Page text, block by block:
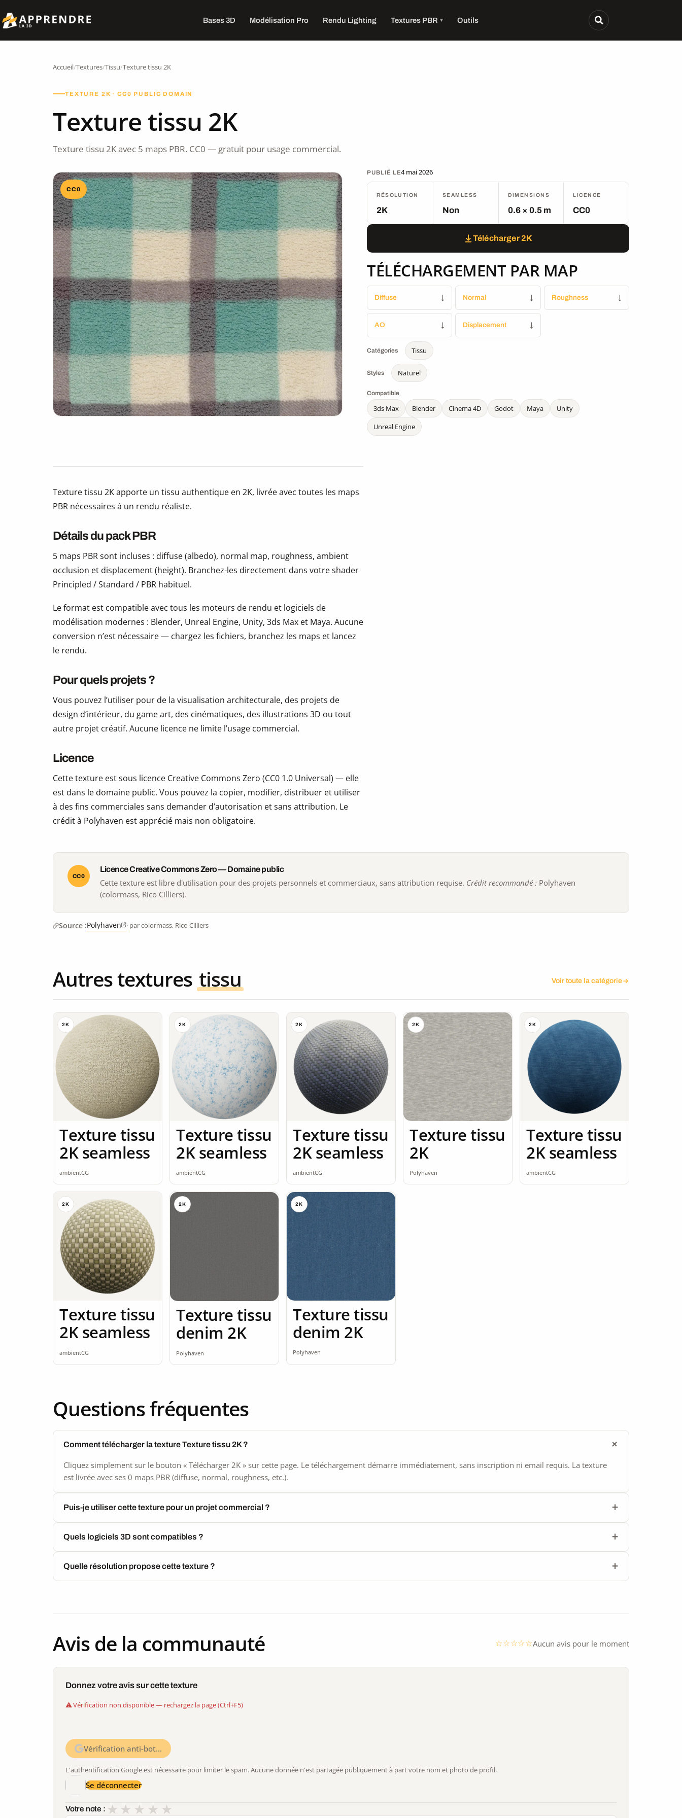
Bases 3D Modélisation Pro Rendu Lighting Textures PBR Outils
Accueil/Textures/Tissu/Texture tissu 2K
TEXTURE 2K · CC0 PUBLIC DOMAIN
Texture tissu 2K
Texture tissu 2K avec 5 maps PBR. CC0 — gratuit pour usage commercial.
CC0
PUBLIÉ LE4 mai 2026
RÉSOLUTION
2K
SEAMLESS
Non
DIMENSIONS
0.6 × 0.5 m
LICENCE
CC0
Télécharger 2K
TÉLÉCHARGEMENT PAR MAP
Diffuse ↓ Normal ↓ Roughness ↓
AO ↓ Displacement ↓
Catégories Tissu
Styles Naturel
Compatible
3ds Max Blender Cinema 4D Godot Maya
Unity
Unreal Engine
Texture tissu 2K apporte un tissu authentique en 2K, livrée avec toutes les maps
PBR nécessaires à un rendu réaliste.
Détails du pack PBR
5 maps PBR sont incluses : diffuse (albedo), normal map, roughness, ambient
occlusion et displacement (height). Branchez-les directement dans votre shader
Principled / Standard / PBR habituel.
Le format est compatible avec tous les moteurs de rendu et logiciels de
modélisation modernes : Blender, Unreal Engine, Unity, 3ds Max et Maya. Aucune
conversion n’est nécessaire — chargez les fichiers, branchez les maps et lancez
le rendu.
Pour quels projets ?
Vous pouvez l’utiliser pour de la visualisation architecturale, des projets de
design d’intérieur, du game art, des cinématiques, des illustrations 3D ou tout
autre projet créatif. Aucune licence ne limite l’usage commercial.
Licence
Cette texture est sous licence Creative Commons Zero (CC0 1.0 Universal) — elle
est dans le domaine public. Vous pouvez la copier, modifier, distribuer et utiliser
à des fins commerciales sans demander d’autorisation et sans attribution. Le
crédit à Polyhaven est apprécié mais non obligatoire.
CC0
Licence Creative Commons Zero — Domaine public
Cette texture est libre d'utilisation pour des projets personnels et commerciaux, sans attribution requise. Crédit recommandé : Polyhaven
(colormass, Rico Cilliers).
Source :Polyhaven · par colormass, Rico Cilliers
Autres textures tissu Voir toute la catégorie
2K
Texture tissu
2K seamless
ambientCG
2K
Texture tissu
2K seamless
ambientCG
2K
Texture tissu
2K seamless
ambientCG
2K
Texture tissu
2K
Polyhaven
2K
Texture tissu
2K seamless
ambientCG
2K
Texture tissu
2K seamless
ambientCG
2K
Texture tissu
denim 2K
Polyhaven
2K
Texture tissu
denim 2K
Polyhaven
Questions fréquentes
Comment télécharger la texture Texture tissu 2K ?
Cliquez simplement sur le bouton « Télécharger 2K » sur cette page. Le téléchargement démarre immédiatement, sans inscription ni email requis. La texture
est livrée avec ses 0 maps PBR (diffuse, normal, roughness, etc.).
Puis-je utiliser cette texture pour un projet commercial ?
Quels logiciels 3D sont compatibles ?
Quelle résolution propose cette texture ?
Avis de la communauté Aucun avis pour le moment
Donnez votre avis sur cette texture
Vérification non disponible — rechargez la page (Ctrl+F5)
Vérification anti-bot…
L'authentification Google est nécessaire pour limiter le spam. Aucune donnée n'est partagée publiquement à part votre nom et photo de profil.
Se déconnecter
Votre note : ★
★
★
★
★